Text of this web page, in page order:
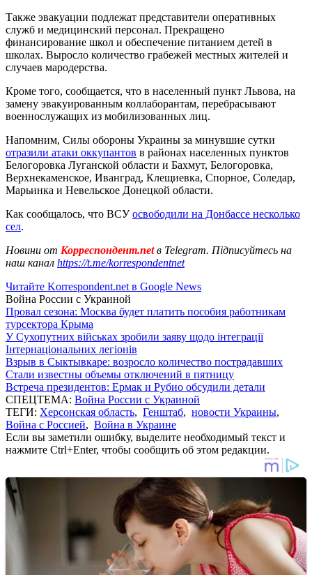
Также эвакуации подлежат представители оперативных
служб и медицинский персонал. Прекращено
финансирование школ и обеспечение питанием детей в
школах. Выросло количество грабежей местных жителей и
случаев мародерства.
Кроме того, сообщается, что в населенный пункт Львова, на
замену эвакуированным коллаборантам, перебрасывают
военнослужащих из мобилизованных лиц.
Напомним, Силы обороны Украины за минувшие сутки
отразили атаки оккупантов в районах населенных пунктов
Белогоровка Луганской области и Бахмут, Белогоровка,
Верхнекаменское, Иванград, Клещиевка, Спорное, Соледар,
Марьинка и Невельское Донецкой области.
Как сообщалось, что ВСУосвободили на Донбассе несколько
сел.
Новини от Корреспондент.netв Telegram. Підписуйтесь на
наш канал https://t.me/korrespondentnet
Читайте Korrespondent.net в Google News
Война России с Украиной
Провал сезона: Москва будет платить пособия работникам
турсектора Крыма
У Сухопутних військах зробили заяву щодо інтеграції
Інтернаціональних легіонів
Взрыв в Сыктывкаре: возросло количество пострадавших
Стали известны объемы отключений в пятницу
Встреча президентов: Ермак и Рубио обсудили детали
СПЕЦТЕМА: Война России с Украиной
ТЕГИ: Херсонская область, Генштаб, новости Украины,
Война с Россией, Война в Украине
Если вы заметили ошибку, выделите необходимый текст и
нажмите Ctrl+Enter, чтобы сообщить об этом редакции.